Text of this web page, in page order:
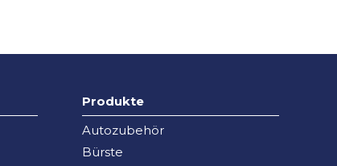
Produkte
Autozubehör
Bürste